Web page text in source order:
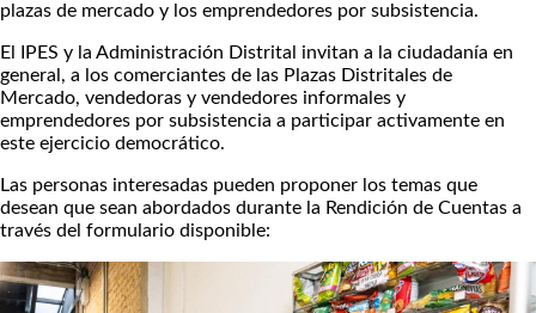
plazas de mercado y los emprendedores por subsistencia.
El IPES y la Administración Distrital invitan a la ciudadanía en
general, a los comerciantes de las Plazas Distritales de
Mercado, vendedoras y vendedores informales y
emprendedores por subsistencia a participar activamente en
este ejercicio democrático.
Las personas interesadas pueden proponer los temas que
desean que sean abordados durante la Rendición de Cuentas a
través del formulario disponible: